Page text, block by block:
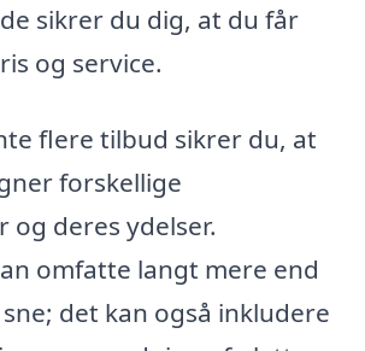
sikrer du dig, at du får
og service.
flere tilbud sikrer du, at
forskellige
og deres ydelser.
omfatte langt mere end
det kan også inkludere